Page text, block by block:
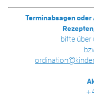
Terminabsagen
bitte über